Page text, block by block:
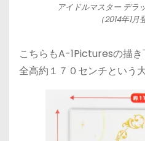
アイドルマスター デラ
（2014年1月
こちらもA-1Picturesの描
全高約１７０センチという